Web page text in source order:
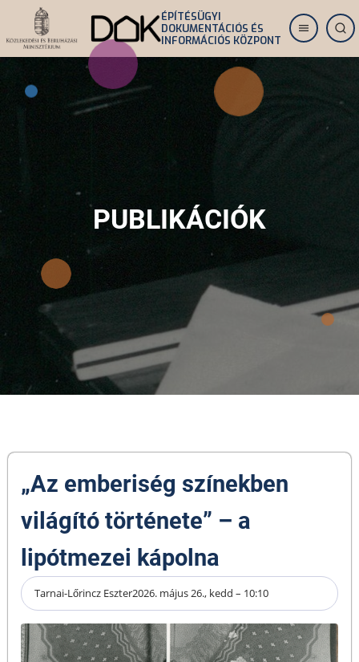
Ugrás
tartalomra
ÉPÍTÉSÜGYI
DOKUMENTÁCIÓS ÉS
INFORMÁCIÓS KÖZPONT
PUBLIKÁCIÓK
„Az emberiség színekben
világító története” – a
lipótmezei kápolna
Tarnai-Lőrincz Eszter2026. május 26., kedd – 10:10